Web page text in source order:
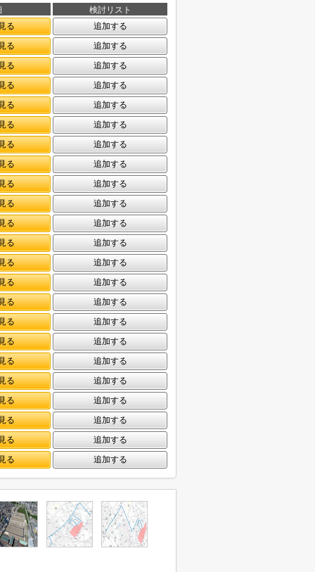
検討リスト
る
追加する
る
追加する
る
追加する
る
追加する
る
追加する
る
追加する
る
追加する
る
追加する
る
追加する
る
追加する
る
追加する
る
追加する
る
追加する
る
追加する
る
追加する
る
追加する
る
追加する
る
追加する
る
追加する
る
追加する
る
追加する
る
追加する
る
追加する